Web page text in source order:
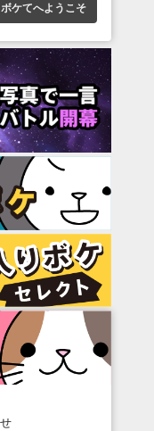
ボケてへようこそ